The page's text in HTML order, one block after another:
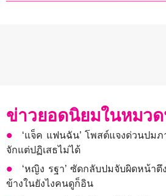
ข่าวยอดนิยมในหมว
‘แจ็ค แฟนฉัน’ โพสต์แจงด่วนปม
จักแต่ปฏิเสธไม่ได้
‘หญิง รฐา’ ซัดกลับปมจับผิดหน้า
ข้างในยังไงคนดูก็อิน